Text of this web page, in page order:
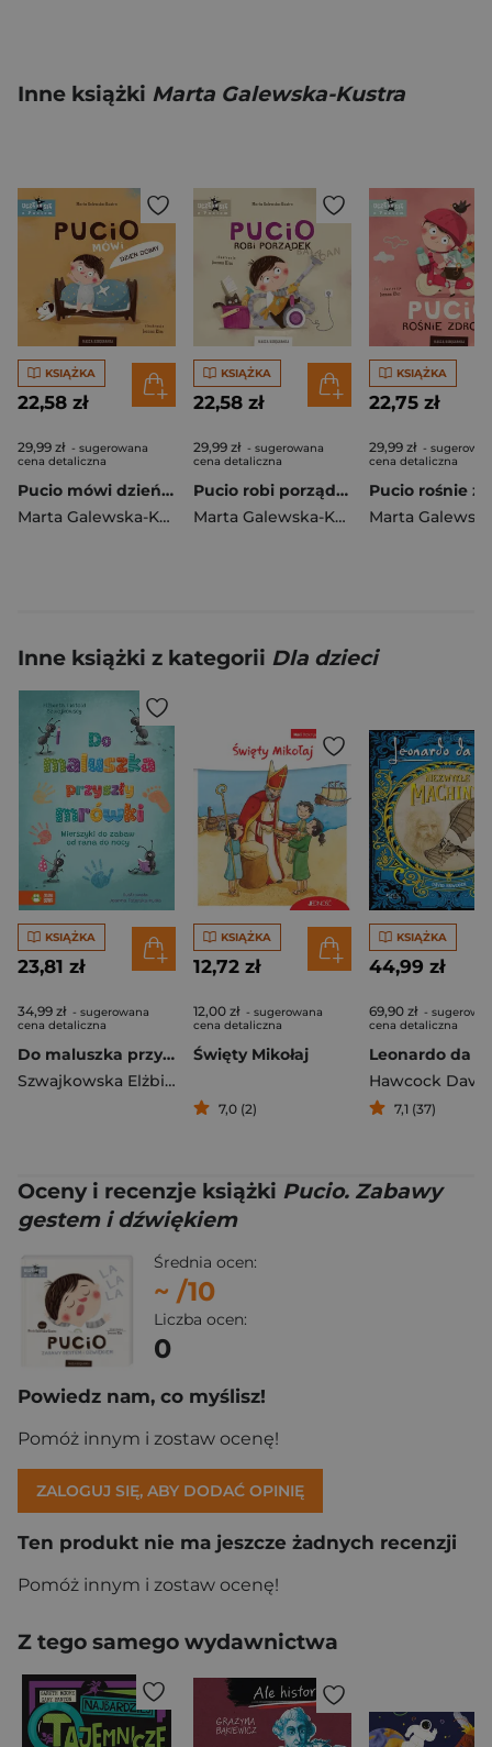
Inne książki Marta Galewska-Kustra
KSIĄŻKA
22,58 zł
29,99 zł - sugerowana
cena detaliczna
Pucio mówi dzień dobry
Marta Galewska-Kustra
KSIĄŻKA
22,58 zł
29,99 zł - sugerowana
cena detaliczna
Pucio robi porządek wyd. 2025
Marta Galewska-Kustra
KSIĄŻKA
22,75 zł
29,99 zł -
cena detaliczna
Inne książki z kategorii Dla dzieci
KSIĄŻKA
23,81 zł
34,99 zł - sugerowana
cena detaliczna
Do maluszka przyszły mrówki. Wierszyki do zabaw od rana do nocy
Szwajkowska Elżbieta
KSIĄŻKA
12,72 zł
12,00 zł - sugerowana
cena detaliczna
Święty Mikołaj
7,0 (2)
KSIĄŻKA
44,99 zł
69,90 zł -
cena detaliczna
Leonardo da
Hawcock David
7,1 (37)
Oceny i recenzje książki Pucio. Zabawy
gestem i dźwiękiem
Średnia ocen:
~ /10
Liczba ocen:
0
Powiedz nam, co myślisz!
Pomóż innym i zostaw ocenę!
ZALOGUJ SIĘ, ABY DODAĆ OPINIĘ
Ten produkt nie ma jeszcze żadnych recenzji
Pomóż innym i zostaw ocenę!
Z tego samego wydawnictwa